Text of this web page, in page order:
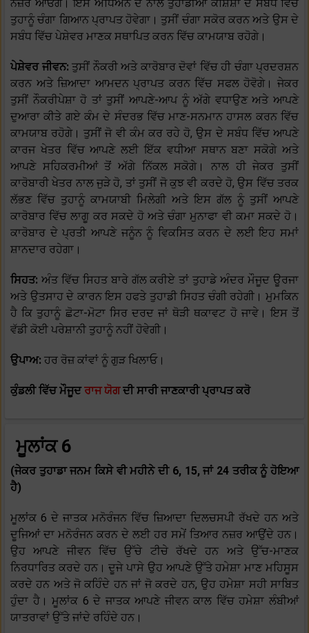
ਨਜ਼ਰ ਆਓਗੇ। ਇਸ ਅਧਿਐਨ ਦੇ ਨਾਲ ਤੁਹਾਡੀਆਂ ਕੋਸ਼ਿਸ਼ਾਂ ਦੇ ਸਬੰਧ ਵਿੱਚ
ਤੁਹਾਨੂੰ ਚੰਗਾ ਗਿਆਨ ਪ੍ਰਾਪਤ ਹੋਵੇਗਾ। ਤੁਸੀਂ ਚੰਗਾ ਸਕੋਰ ਕਰਨ ਅਤੇ ਉਸ ਦੇ
ਸਬੰਧ ਵਿੱਚ ਪੇਸ਼ੇਵਰ ਮਾਣਕ ਸਥਾਪਿਤ ਕਰਨ ਵਿੱਚ ਕਾਮਯਾਬ ਰਹੋਗੇ।
ਪੇਸ਼ੇਵਰ ਜੀਵਨ: ਤੁਸੀਂ ਨੌਕਰੀ ਅਤੇ ਕਾਰੋਬਾਰ ਦੋਵਾਂ ਵਿੱਚ ਹੀ ਚੰਗਾ ਪ੍ਰਦਰਸ਼ਨ
ਕਰਨ ਅਤੇ ਜ਼ਿਆਦਾ ਆਮਦਨ ਪ੍ਰਾਪਤ ਕਰਨ ਵਿੱਚ ਸਫਲ ਹੋਵੋਗੇ। ਜੇਕਰ
ਤੁਸੀਂ ਨੌਕਰੀਪੇਸ਼ਾ ਹੋ ਤਾਂ ਤੁਸੀਂ ਆਪਣੇ-ਆਪ ਨੂੰ ਅੱਗੇ ਵਧਾਉਣ ਅਤੇ ਆਪਣੇ
ਦੁਆਰਾ ਕੀਤੇ ਗਏ ਕੰਮ ਦੇ ਸੰਦਰਭ ਵਿੱਚ ਮਾਣ-ਸਨਮਾਨ ਹਾਸਲ ਕਰਨ ਵਿੱਚ
ਕਾਮਯਾਬ ਰਹੋਗੇ। ਤੁਸੀਂ ਜੋ ਵੀ ਕੰਮ ਕਰ ਰਹੇ ਹੋ, ਉਸ ਦੇ ਸਬੰਧ ਵਿੱਚ ਆਪਣੇ
ਕਾਰਜ ਖੇਤਰ ਵਿੱਚ ਆਪਣੇ ਲਈ ਇੱਕ ਵਧੀਆ ਸਥਾਨ ਬਣਾ ਸਕੋਗੇ ਅਤੇ
ਆਪਣੇ ਸਹਿਕਰਮੀਆਂ ਤੋਂ ਅੱਗੇ ਨਿੱਕਲ ਸਕੋਗੇ। ਨਾਲ ਹੀ ਜੇਕਰ ਤੁਸੀਂ
ਕਾਰੋਬਾਰੀ ਖੇਤਰ ਨਾਲ ਜੁੜੇ ਹੋ, ਤਾਂ ਤੁਸੀਂ ਜੋ ਕੁਝ ਵੀ ਕਰਦੇ ਹੋ, ਉਸ ਵਿੱਚ ਤਰਕ
ਲੱਭਣ ਵਿੱਚ ਤੁਹਾਨੂੰ ਕਾਮਯਾਬੀ ਮਿਲੇਗੀ ਅਤੇ ਇਸ ਗੱਲ ਨੂੰ ਤੁਸੀਂ ਆਪਣੇ
ਕਾਰੋਬਾਰ ਵਿੱਚ ਲਾਗੂ ਕਰ ਸਕਦੇ ਹੋ ਅਤੇ ਚੰਗਾ ਮੁਨਾਫਾ ਵੀ ਕਮਾ ਸਕਦੇ ਹੋ।
ਕਾਰੋਬਾਰ ਦੇ ਪ੍ਰਤੀ ਆਪਣੇ ਜਨੂੰਨ ਨੂੰ ਵਿਕਸਿਤ ਕਰਨ ਦੇ ਲਈ ਇਹ ਸਮਾਂ
ਸ਼ਾਨਦਾਰ ਰਹੇਗਾ।
ਸਿਹਤ: ਅੰਤ ਵਿੱਚ ਸਿਹਤ ਬਾਰੇ ਗੱਲ ਕਰੀਏ ਤਾਂ ਤੁਹਾਡੇ ਅੰਦਰ ਮੌਜੂਦ ਊਰਜਾ
ਅਤੇ ਉਤਸਾਹ ਦੇ ਕਾਰਨ ਇਸ ਹਫਤੇ ਤੁਹਾਡੀ ਸਿਹਤ ਚੰਗੀ ਰਹੇਗੀ। ਮੁਮਕਿਨ
ਹੈ ਕਿ ਤੁਹਾਨੂੰ ਛੋਟਾ-ਮੋਟਾ ਸਿਰ ਦਰਦ ਜਾਂ ਥੋੜੀ ਥਕਾਵਟ ਹੋ ਜਾਵੇ। ਇਸ ਤੋਂ
ਵੱਡੀ ਕੋਈ ਪਰੇਸ਼ਾਨੀ ਤੁਹਾਨੂੰ ਨਹੀਂ ਹੋਵੇਗੀ।
ਉਪਾਅ: ਹਰ ਰੋਜ਼ ਕਾਂਵਾਂ ਨੂੰ ਗੁੜ ਖਿਲਾਓ।
ਕੁੰਡਲੀ ਵਿੱਚ ਮੌਜੂਦਰਾਜ ਯੋਗਦੀ ਸਾਰੀ ਜਾਣਕਾਰੀ ਪ੍ਰਾਪਤ ਕਰੋ
ਮੂਲਾਂਕ 6
(ਜੇਕਰ ਤੁਹਾਡਾ ਜਨਮ ਕਿਸੇ ਵੀ ਮਹੀਨੇ ਦੀ 6, 15, ਜਾਂ 24 ਤਰੀਕ ਨੂੰ ਹੋਇਆ
ਹੈ)
ਮੂਲਾਂਕ 6 ਦੇ ਜਾਤਕ ਮਨੋਰੰਜਨ ਵਿੱਚ ਜ਼ਿਆਦਾ ਦਿਲਚਸਪੀ ਰੱਖਦੇ ਹਨ ਅਤੇ
ਦੂਜਿਆਂ ਦਾ ਮਨੋਰੰਜਨ ਕਰਨ ਦੇ ਲਈ ਹਰ ਸਮੇਂ ਤਿਆਰ ਨਜ਼ਰ ਆਉਂਦੇ ਹਨ।
ਉਹ ਆਪਣੇ ਜੀਵਨ ਵਿੱਚ ਉੱਚੇ ਟੀਚੇ ਰੱਖਦੇ ਹਨ ਅਤੇ ਉੱਚ-ਮਾਣਕ
ਨਿਰਧਾਰਿਤ ਕਰਦੇ ਹਨ। ਦੂਜੇ ਪਾਸੇ ਉਹ ਆਪਣੇ ਉੱਤੇ ਹਮੇਸ਼ਾ ਮਾਣ ਮਹਿਸੂਸ
ਕਰਦੇ ਹਨ ਅਤੇ ਜੋ ਕਹਿੰਦੇ ਹਨ ਜਾਂ ਜੋ ਕਰਦੇ ਹਨ, ਉਹ ਹਮੇਸ਼ਾ ਸਹੀ ਸਾਬਿਤ
ਹੁੰਦਾ ਹੈ। ਮੂਲਾਂਕ 6 ਦੇ ਜਾਤਕ ਆਪਣੇ ਜੀਵਨ ਕਾਲ ਵਿੱਚ ਹਮੇਸ਼ਾ ਲੰਬੀਆਂ
ਯਾਤਰਾਵਾਂ ਉੱਤੇ ਜਾਂਦੇ ਰਹਿੰਦੇ ਹਨ।